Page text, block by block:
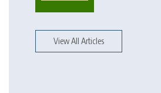
View All Articles